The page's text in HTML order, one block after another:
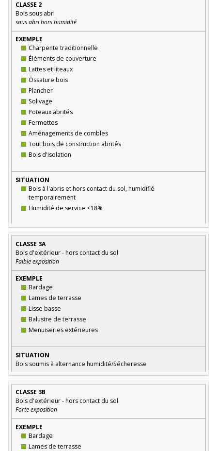
CLASSE 2
Bois sous abri
sous abri hors humidité
Charpente traditionnelle
Éléments de couverture
Lattes et liteaux
Ossature bois
Plancher
Solivage
Poteaux abrités
Fermettes
Aménagements de combles
Tout bois de construction abrités
Bois d'isolation
Bois à l'abris et hors contact du sol, humidifié
temporairement
Humidité de service <18%
CLASSE 3A
Bois d'extérieur - hors contact du sol
Faible exposition
Bardage
Lames de terrasse
Lisse basse
Balustre de terrasse
Menuiseries extérieures
Bois soumis à alternance humidité/Sécheresse
CLASSE 3B
Bois d'extérieur - hors contact du sol
Forte exposition
Bardage
Lames de terrasse